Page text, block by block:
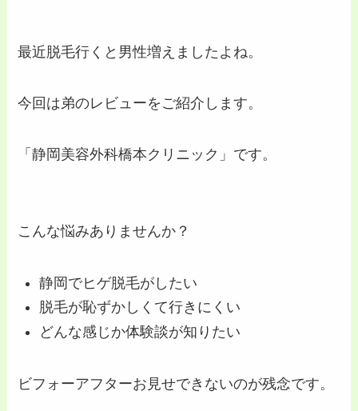
最近脱毛行くと男性増えましたよね。
今回は弟のレビューをご紹介します。
「静岡美容外科橋本クリニック」です。
こんな悩みありませんか？
静岡でヒゲ脱毛がしたい
脱毛が恥ずかしくて行きにくい
どんな感じか体験談が知りたい
ビフォーアフターお見せできないのが残念です。